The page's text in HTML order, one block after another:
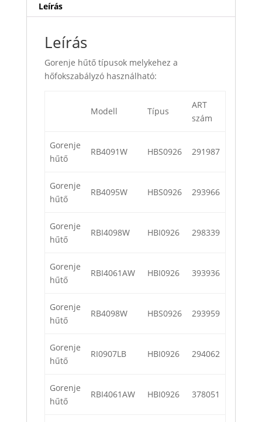
Leírás
Leírás
Gorenje hűtő típusok melykehez a
hőfokszabályzó használható:
Modell Típus
ART
szám
Gorenje
hűtő
RB4091W HBS0926 291987
Gorenje
hűtő
RB4095W HBS0926 293966
Gorenje
hűtő
RBI4098W HBI0926 298339
Gorenje
hűtő
RBI4061AW HBI0926 393936
Gorenje
hűtő
RB4098W HBS0926 293959
Gorenje
hűtő
RI0907LB HBI0926 294062
Gorenje
hűtő
RBI4061AW HBI0926 378051